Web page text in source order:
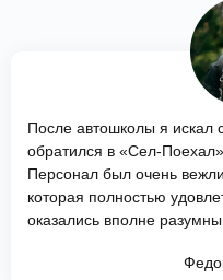
После автошколы я искал
обратился в «Сел-
Персонал был очень
которая полностью
оказались вполне